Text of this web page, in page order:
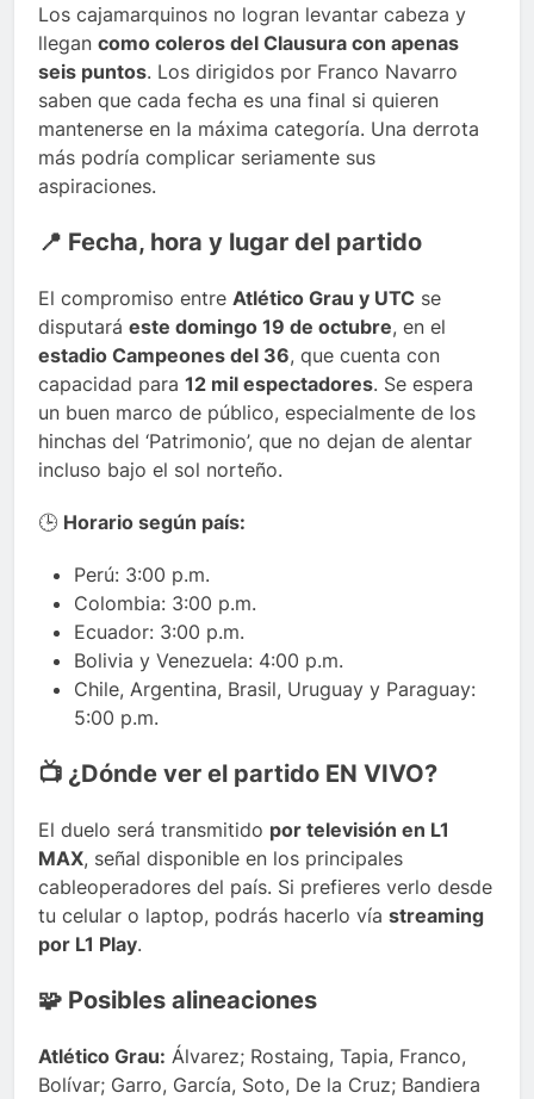
Los cajamarquinos no logran levantar cabeza y
llegan como coleros del Clausura con apenas
seis puntos. Los dirigidos por Franco Navarro
saben que cada fecha es una final si quieren
mantenerse en la máxima categoría. Una derrota
más podría complicar seriamente sus
aspiraciones.
📍 Fecha, hora y lugar del partido
El compromiso entre Atlético Grau y UTC se
disputará este domingo 19 de octubre, en el
estadio Campeones del 36, que cuenta con
capacidad para 12 mil espectadores. Se espera
un buen marco de público, especialmente de los
hinchas del ‘Patrimonio’, que no dejan de alentar
incluso bajo el sol norteño.
🕒 Horario según país:
Perú: 3:00 p.m.
Colombia: 3:00 p.m.
Ecuador: 3:00 p.m.
Bolivia y Venezuela: 4:00 p.m.
Chile, Argentina, Brasil, Uruguay y Paraguay:
5:00 p.m.
📺 ¿Dónde ver el partido EN VIVO?
El duelo será transmitido por televisión en L1
MAX, señal disponible en los principales
cableoperadores del país. Si prefieres verlo desde
tu celular o laptop, podrás hacerlo vía streaming
por L1 Play.
🧩 Posibles alineaciones
Atlético Grau: Álvarez; Rostaing, Tapia, Franco,
Bolívar; Garro, García, Soto, De la Cruz; Bandiera